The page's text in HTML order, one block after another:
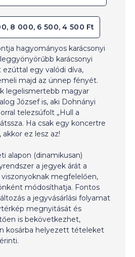
8 000, 6 500, 4 500 Ft
hagyományos karácsonyi
karácsonyi
ezúttal egy valódi díva,
majd az ünnep fényét.
legelismertebb magyar
József is, aki Dohnányi
telezsúfolt „Hull a
Ha csak egy koncertre
akkor ez lesz az!
alapon (dinamikusan)
a jegyek árát a
megfelelően,
módosíthatja. Fontos
a jegyvásárlási folyamat
megnyitását és
is bekövetkezhet,
kosárba helyezett tételeket